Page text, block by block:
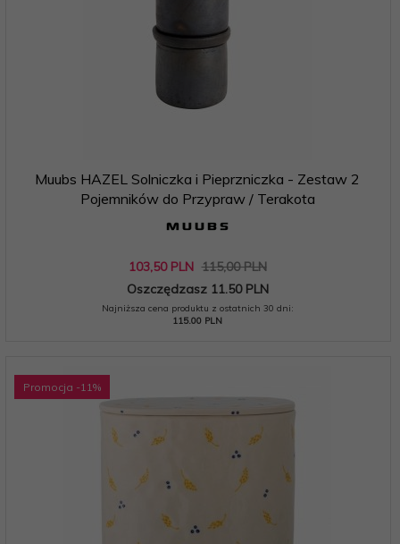
Muubs HAZEL Solniczka i Pieprzniczka - Zestaw 2
Pojemników do Przypraw / Terakota
103,50 PLN 115,00 PLN
Oszczędzasz 11.50 PLN
Najniższa cena produktu z ostatnich 30 dni:
115.00 PLN
Promocja -11 %